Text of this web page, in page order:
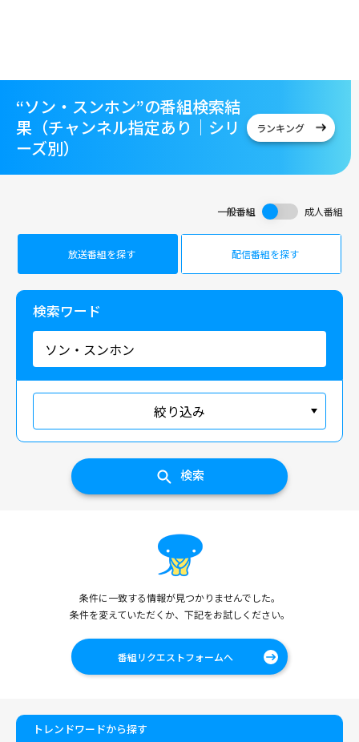
“ソン・スンホン”の番組検索結
果（チャンネル指定あり｜シリ
ーズ別）
ランキング
一般番組 成人番組
放送番組を探す 配信番組を探す
検索ワード
絞り込み
検索
条件に一致する情報が見つかりませんでした。
条件を変えていただくか、下記をお試しください。
番組リクエストフォームへ
トレンドワードから探す